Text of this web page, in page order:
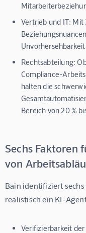
Vertrieb und IT: Mit
Rechtsabteilung:
Compliance-
halten die
Bereich von 20 %
Sechs Faktoren
von
Bain identifiziert
realistisch ein KI-
Verifizierbarkeit der